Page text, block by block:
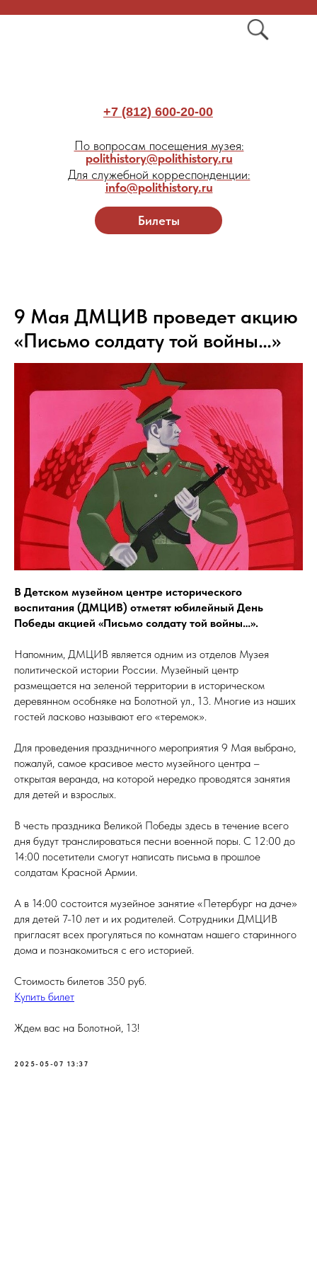
Билеты
+7 (812) 600-20-00
По вопросам посещения музея:
polithistory@polithistory.ru
Для служебной корреспонденции:
info@polithistory.ru
9 Мая ДМЦИВ проведет акцию
«Письмо солдату той войны…»
В Детском музейном центре исторического
воспитания (ДМЦИВ) отметят юбилейный День
Победы акцией «Письмо солдату той войны…».
Напомним, ДМЦИВ является одним из отделов Музея
политической истории России. Музейный центр
размещается на зеленой территории в историческом
деревянном особняке на Болотной ул., 13. Многие из наших
гостей ласково называют его «теремок».
Для проведения праздничного мероприятия 9 Мая выбрано,
пожалуй, самое красивое место музейного центра –
открытая веранда, на которой нередко проводятся занятия
для детей и взрослых.
В честь праздника Великой Победы здесь в течение всего
дня будут транслироваться песни военной поры. С 12:00 до
14:00 посетители смогут написать письма в прошлое
солдатам Красной Армии.
А в 14:00 состоится музейное занятие «Петербург на даче»
для детей 7-10 лет и их родителей. Сотрудники ДМЦИВ
пригласят всех прогуляться по комнатам нашего старинного
дома и познакомиться с его историей.
Стоимость билетов 350 руб.
Купить билет
Ждем вас на Болотной, 13!
2025-05-07 13:37